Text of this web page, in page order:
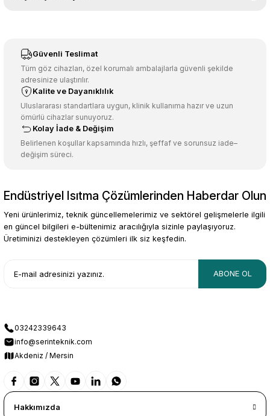
Ürün resmi kalitesiz, bozuk veya görüntülenemiyor.
Ürün açıklamasında eksik bilgiler bulunuyor.
Ürün bilgilerinde hatalar bulunuyor.
Ürün fiyatı diğer sitelerden daha pahalı.
Bu ürüne benzer farklı alternatifler olmalı.
Gönder
Güvenli Teslimat
Tüm göz cihazları, özel korumalı ambalajlarla güvenli şekilde
adresinize ulaştırılır.
Kalite ve Dayanıklılık
Uluslararası standartlara uygun, klinik kullanıma hazır ve uzun
ömürlü cihazlar sunuyoruz.
Kolay İade & Değişim
Belirlenen koşullar kapsamında hızlı, şeffaf ve sorunsuz iade–
değişim süreci.
Endüstriyel Isıtma Çözümlerinden Haberdar Olun
Yeni ürünlerimiz, teknik güncellemelerimiz ve sektörel gelişmelerle ilgili
en güncel bilgileri e-bültenimiz aracılığıyla sizinle paylaşıyoruz.
Üretiminizi destekleyen çözümleri ilk siz keşfedin.
ABONE OL
03242339643
info@serinteknik.com
Akdeniz / Mersin
Hakkımızda